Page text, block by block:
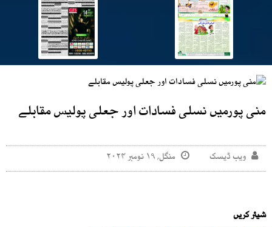
منی پورمیں نسلی فسادات اور جعلی پولیس مقابلے
ویب ڈیسک منگل, ۱۹ نومبر ۲۰۲۴
شیئر کریں